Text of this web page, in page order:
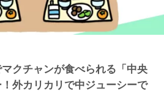
マクチャンが食べられる「中央
外カリカリで中ジューシーで